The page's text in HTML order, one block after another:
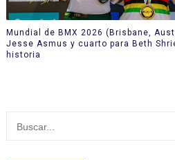
Mundial de BMX 2026 (Brisbane,
Jesse Asmus y cuarto para Beth
historia